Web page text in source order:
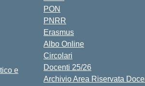
e
PON
PNRR
Erasmus
Albo Online
Circolari
Docenti 25/26
Archivio Area Riservata